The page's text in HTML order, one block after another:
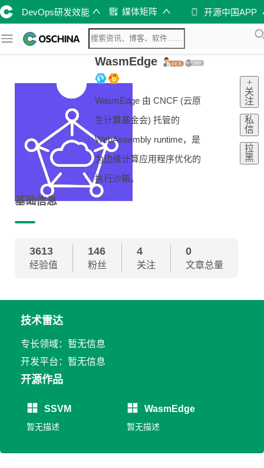
DevOps研发效能 媒体矩阵 开源中国APP
WasmEdge
WasmEdge 由 CNCF (云原
生计算基金会) 托管的
WebAssembly runtime，是
为边缘计算应用程序优化的
执行沙箱。
+
关
注
私
信
拉
黑
基础信息
3613
经验值
146
粉丝
4
关注
0
文章总量
技术雷达
专长领域：暂无信息
开发平台：暂无信息
开源作品
SSVM
暂无描述
WasmEdge
暂无描述